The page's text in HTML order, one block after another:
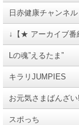
日赤健康チャンネル
↓【★ アーカイブ
Lの魂”えるたま”
キラリJUMPIES
お元気さまばんざ
スポっち